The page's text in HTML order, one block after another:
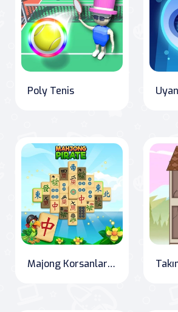
Poly Tenis
Majong Korsanları Tahribat Yolculuğu